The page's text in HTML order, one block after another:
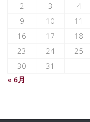
2
3 4
9
10 11
16
17 18
23
24 25
30
31
« 6月